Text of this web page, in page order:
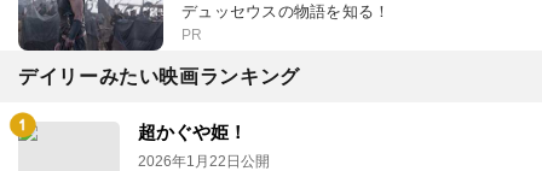
デュッセウスの物語を知る！
PR
デイリーみたい映画ランキング
超かぐや姫！
2026年1月22日公開